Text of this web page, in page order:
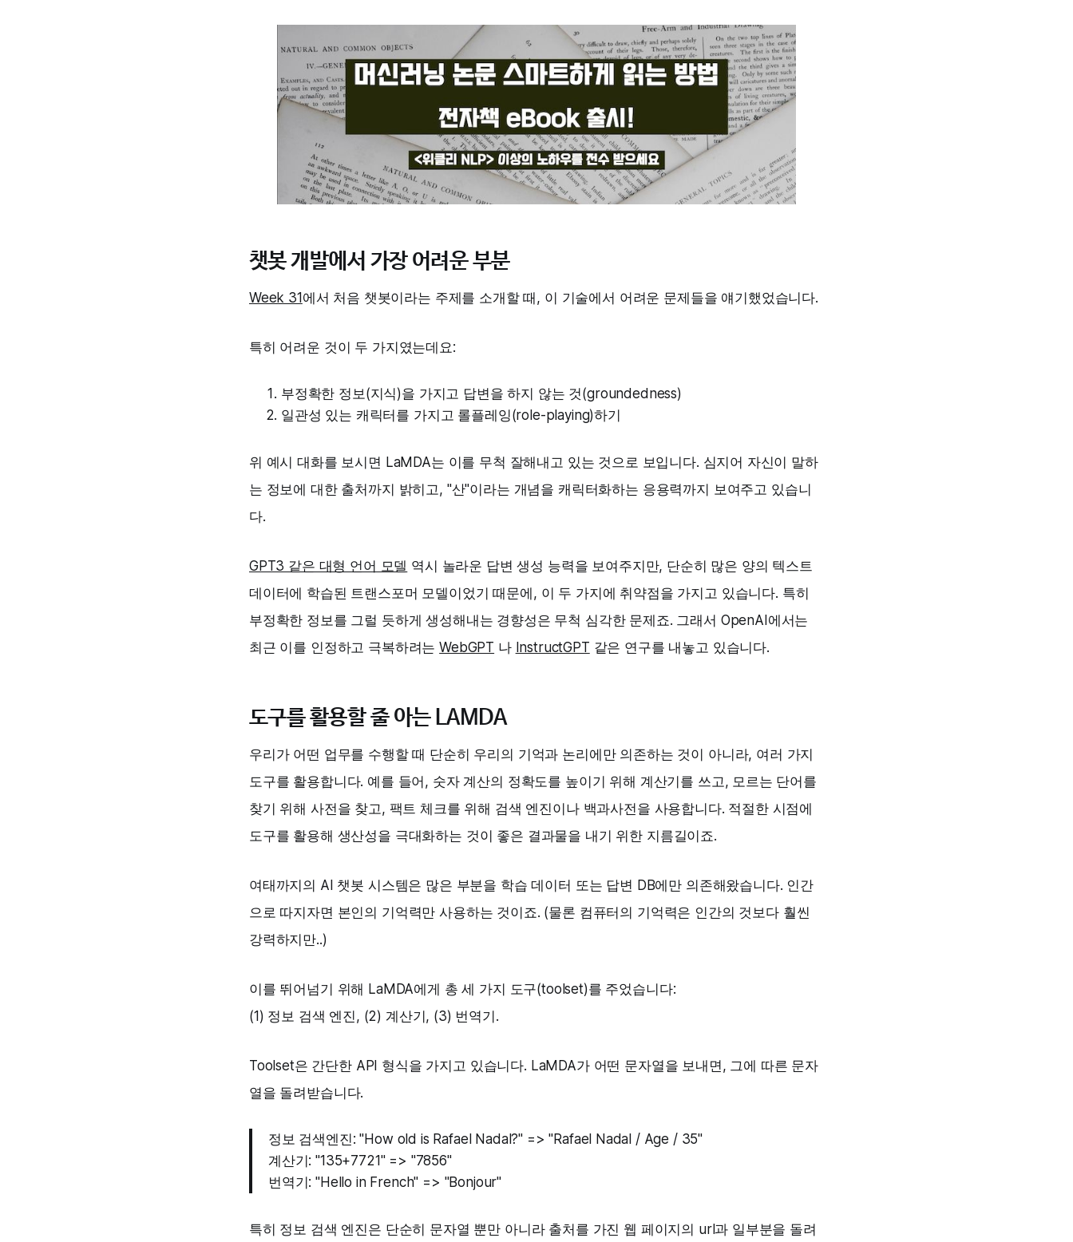
챗봇 개발에서 가장 어려운 부분
Week 31에서 처음 챗봇이라는 주제를 소개할 때, 이 기술에서 어려운 문제들을 얘기했었습니다.
특히 어려운 것이 두 가지였는데요:
부정확한 정보(지식)을 가지고 답변을 하지 않는 것(groundedness)
일관성 있는 캐릭터를 가지고 롤플레잉(role-playing)하기
위 예시 대화를 보시면 LaMDA는 이를 무척 잘해내고 있는 것으로 보입니다. 심지어 자신이 말하
는 정보에 대한 출처까지 밝히고, "산"이라는 개념을 캐릭터화하는 응용력까지 보여주고 있습니
다.
GPT3 같은 대형 언어 모델 역시 놀라운 답변 생성 능력을 보여주지만, 단순히 많은 양의 텍스트
데이터에 학습된 트랜스포머 모델이었기 때문에, 이 두 가지에 취약점을 가지고 있습니다. 특히
부정확한 정보를 그럴 듯하게 생성해내는 경향성은 무척 심각한 문제죠. 그래서 OpenAI에서는
최근 이를 인정하고 극복하려는WebGPT 나 InstructGPT 같은 연구를 내놓고 있습니다.
도구를 활용할 줄 아는 LAMDA
우리가 어떤 업무를 수행할 때 단순히 우리의 기억과 논리에만 의존하는 것이 아니라, 여러 가지
도구를 활용합니다. 예를 들어, 숫자 계산의 정확도를 높이기 위해 계산기를 쓰고, 모르는 단어를
찾기 위해 사전을 찾고, 팩트 체크를 위해 검색 엔진이나 백과사전을 사용합니다. 적절한 시점에
도구를 활용해 생산성을 극대화하는 것이 좋은 결과물을 내기 위한 지름길이죠.
여태까지의 AI 챗봇 시스템은 많은 부분을 학습 데이터 또는 답변 DB에만 의존해왔습니다. 인간
으로 따지자면 본인의 기억력만 사용하는 것이죠. (물론 컴퓨터의 기억력은 인간의 것보다 훨씬
강력하지만..)
이를 뛰어넘기 위해 LaMDA에게 총 세 가지 도구(toolset)를 주었습니다:
(1) 정보 검색 엔진, (2) 계산기, (3) 번역기.
Toolset은 간단한 API 형식을 가지고 있습니다. LaMDA가 어떤 문자열을 보내면, 그에 따른 문자
열을 돌려받습니다.
정보 검색엔진: "How old is Rafael Nadal?" => "Rafael Nadal / Age / 35"
계산기: "135+7721" => "7856"
번역기: "Hello in French" => "Bonjour"
특히 정보 검색 엔진은 단순히 문자열 뿐만 아니라 출처를 가진 웹 페이지의 url과 일부분을 돌려